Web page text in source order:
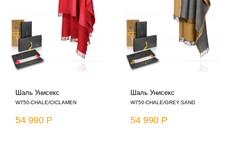
Шаль Унисекс
W750-CHALE/CICLAMEN
54 990 Р
Шаль Унисекс
W750-CHALE/GREY.SAND
54 990 Р